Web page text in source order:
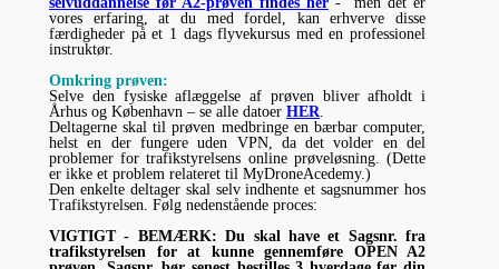
vores erfaring, at du med fordel, kan erhverve disse
færdigheder på et 1 dags flyvekursus med en professionel
instruktør.
Omkring prøven:
Selve den fysiske aflæggelse af prøven bliver afholdt i
Århus og København – se alle datoer HER
Deltagerne skal til prøven medbringe en bærbar computer,
helst en der fungere uden VPN, da det volder en del
problemer for trafikstyrelsens online prøveløsning. (Dette
er ikke et problem relateret til MyDroneAcedemy.)
Den enkelte deltager skal selv indhente et sagsnummer hos
Trafikstyrelsen. Følg nedenstående proces:
VIGTIGT - BEMÆRK: Du skal have et Sagsnr. fra
trafikstyrelsen for at kunne gennemføre OPEN A2